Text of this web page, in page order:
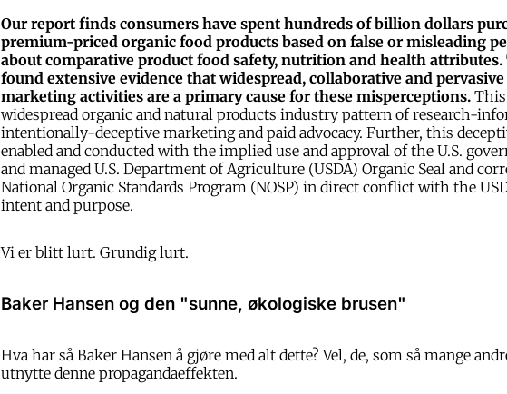
Our report finds consumers have spent hundreds of billion dollars
premium-priced organic food products based on false or misleading
about comparative product food safety, nutrition and health attributes.
found extensive evidence that widespread, collaborative and
marketing activities are a primary cause for these misperceptions. This
widespread organic and natural products industry pattern of research-
intentionally-deceptive marketing and paid advocacy. Further, this
enabled and conducted with the implied use and approval of the U.S.
and managed U.S. Department of Agriculture (USDA) Organic Seal and
National Organic Standards Program (NOSP) in direct conflict with the
intent and purpose.
Vi er blitt lurt. Grundig lurt.
Baker Hansen og den "sunne, økologiske brusen"
Hva har så Baker Hansen å gjøre med alt dette? Vel, de, som så mange
utnytte denne propagandaeffekten.